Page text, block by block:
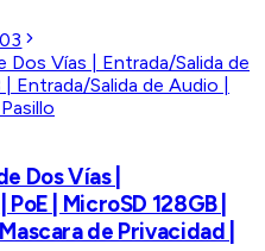
Dos Vías |
| MicroSD 128GB |
de Privacidad |